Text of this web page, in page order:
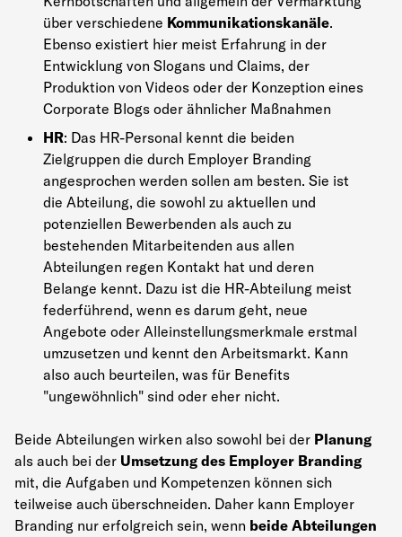
über verschiedene Kommunikationskanäle.
Ebenso existiert hier meist Erfahrung in der
Entwicklung von Slogans und Claims, der
Produktion von Videos oder der Konzeption eines
Corporate Blogs oder ähnlicher Maßnahmen
HR: Das HR-Personal kennt die beiden
Zielgruppen die durch Employer Branding
angesprochen werden sollen am besten. Sie ist
die Abteilung, die sowohl zu aktuellen und
potenziellen Bewerbenden als auch zu
bestehenden Mitarbeitenden aus allen
Abteilungen regen Kontakt hat und deren
Belange kennt. Dazu ist die HR-Abteilung meist
federführend, wenn es darum geht, neue
Angebote oder Alleinstellungsmerkmale erstmal
umzusetzen und kennt den Arbeitsmarkt. Kann
also auch beurteilen, was für Benefits
"ungewöhnlich" sind oder eher nicht.
Beide Abteilungen wirken also sowohl bei der Planung
als auch bei der Umsetzung des Employer Branding
mit, die Aufgaben und Kompetenzen können sich
teilweise auch überschneiden. Daher kann Employer
Branding nur erfolgreich sein, wenn beide Abteilungen